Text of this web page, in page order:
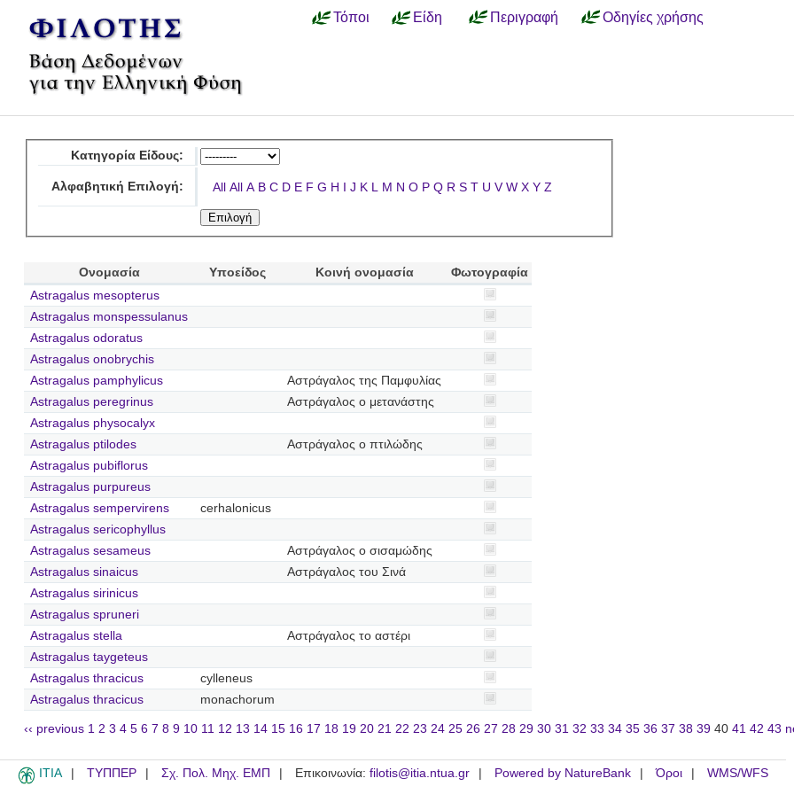
Τόποι Είδη Περιγραφή Οδηγίες χρήσης
Κατηγορία Είδους:
Αλφαβητική Επιλογή: All All A B C D E F G H I J K L M N O P Q R S T U V W X Y Z
Ονομασία Υποείδος Κοινή ονομασία
Φωτογραφία
Astragalus mesopterus
Astragalus monspessulanus
Astragalus odoratus
Astragalus onobrychis
Astragalus pamphylicus
Αστράγαλος της Παμφυλίας
Astragalus peregrinus
Αστράγαλος ο μετανάστης
Astragalus physocalyx
Astragalus ptilodes
Αστράγαλος ο πτιλώδης
Astragalus pubiflorus
Astragalus purpureus
Astragalus sempervirens
cerhalonicus
Astragalus sericophyllus
Astragalus sesameus
Αστράγαλος ο σισαμώδης
Astragalus sinaicus
Αστράγαλος του Σινά
Astragalus sirinicus
Astragalus spruneri
Astragalus stella
Αστράγαλος το αστέρι
Astragalus taygeteus
Astragalus thracicus
cylleneus
Astragalus thracicus
monachorum
‹‹ previous 1 2 3 4 5 6 7 8 9 10 11 12 13 14 15 16 17 18 19 20 21 22 23 24 25 26 27 28 29 30 31 32 33 34 35 36 37 38 39 40 41 42 43
ITIA ΤΥΠΠΕΡ Σχ. Πολ. Μηχ. ΕΜΠ Επικοινωνία: filotis@itia.ntua.gr Powered by NatureBank Όροι WMS/WFS